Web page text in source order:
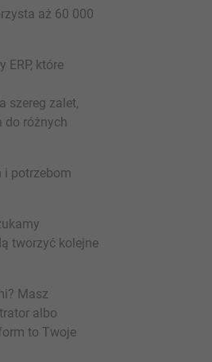
aż 60 000
ERP, które
szereg zalet,
do różnych
i potrzebom
tworzyć kolejne
Masz
albo
to Twoje